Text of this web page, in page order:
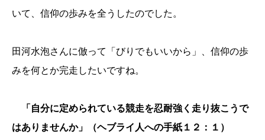
いて、信仰の歩みを全うしたのでした。
田河水泡さんに倣って「びりでもいいから」、信仰の歩
みを何とか完走したいですね。
「自分に定められている競走を忍耐強く走り抜こうで
はありませんか」（ヘブライ人への手紙１２：１）